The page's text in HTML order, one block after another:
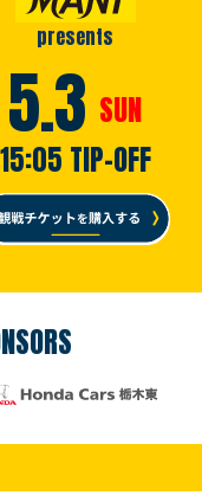
presents
5.3 SUN
15:05 TIP-OFF